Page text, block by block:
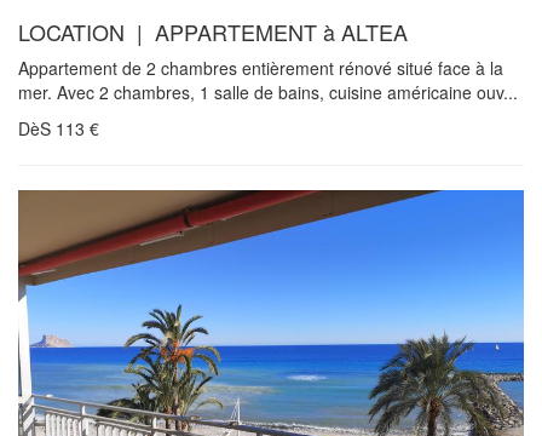
LOCATION | APPARTEMENT à ALTEA
Appartement de 2 chambres entièrement rénové situé face à la
mer. Avec 2 chambres, 1 salle de bains, cuisine américaine ouv...
DèS 113 €